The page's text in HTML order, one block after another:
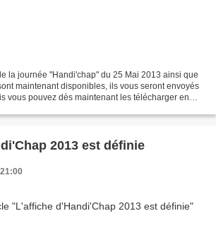
la journée "Handi'chap" du 25 Mai 2013 ainsi que
maintenant disponibles, ils vous seront envoyés
vous pouvez dès maintenant les télécharger en
2013 est définie